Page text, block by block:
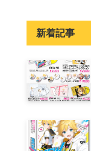
新着記事